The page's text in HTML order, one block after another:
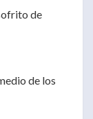
de
de los